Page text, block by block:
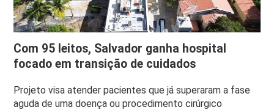
Com 95 leitos, Salvador ganha hospital
focado em transição de cuidados
Projeto visa atender pacientes que já superaram a fase
aguda de uma doença ou procedimento cirúrgico